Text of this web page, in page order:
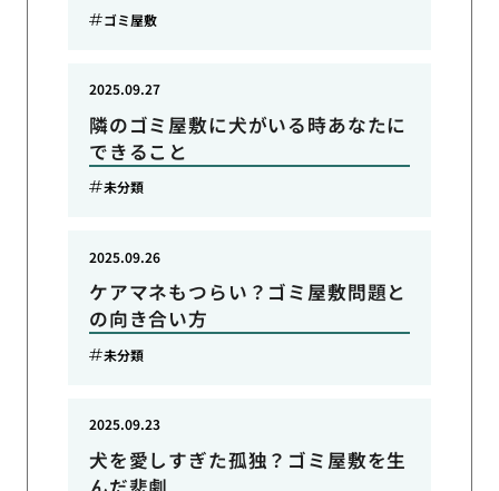
ゴミ屋敷
隣のゴミ屋敷に犬がいる時あなたに
できること
2025.09.27
未分類
ケアマネもつらい？ゴミ屋敷問題と
の向き合い方
2025.09.26
未分類
犬を愛しすぎた孤独？ゴミ屋敷を生
2025.09.23